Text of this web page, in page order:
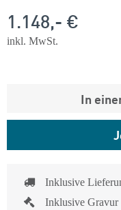
1.148,- €
inkl. MwSt.
In
Inklusive
Inklusive Gravur